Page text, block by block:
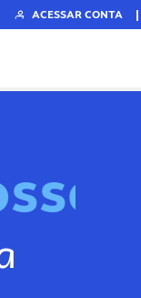
ACESSAR CONTA |
sso